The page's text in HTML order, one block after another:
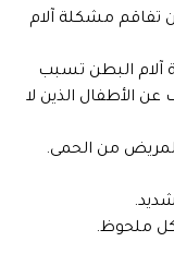
تفاقم مشكلة آلام
آلام البطن تسبب
الأطفال الذين لا
من الحمى.
ملحوظ.